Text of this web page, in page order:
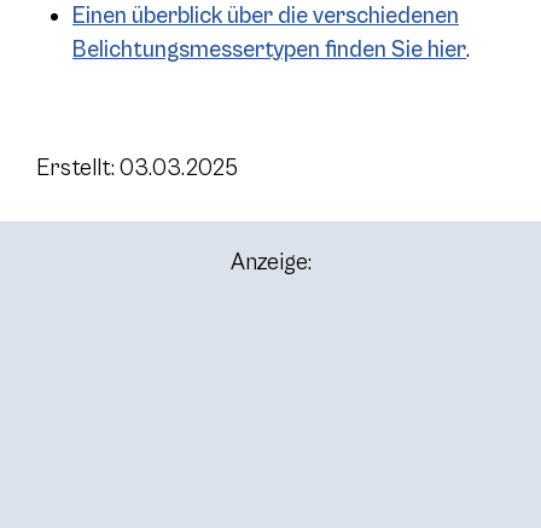
Einen überblick über die verschiedenen
Belichtungsmessertypen finden Sie hier.
Erstellt: 03.03.2025
Anzeige: